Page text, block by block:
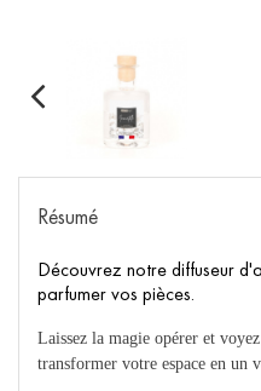
Résumé
Découvrez notre diffuseur
parfumer vos pièces.
Laissez la magie opérer et
transformer votre espace en un